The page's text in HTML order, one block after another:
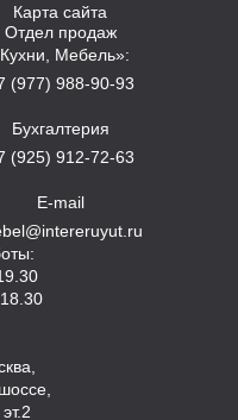
Карта сайта
Отдел продаж
Мебель»:
(977) 988-90-93
Бухгалтерия
(925) 912-72-63
E-mail